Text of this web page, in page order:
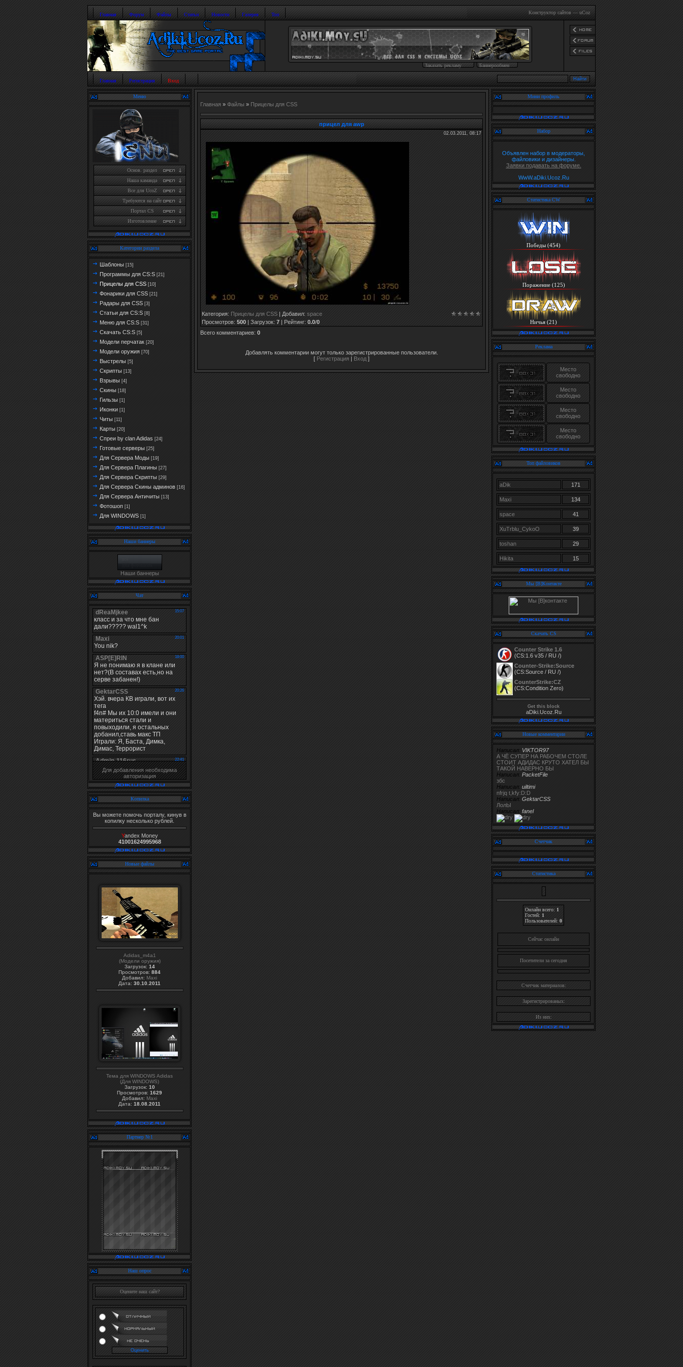
Главная Форум Файлы Статьи Новости Галерея Топ Конструктор сайтов — uCoz
Баннерообмен
Заказать рекламу
Главная Регистрация Вход
Меню
Основ. раздел
Наша каманда
Все для UcoZ
Требуются на сайт
Портал CS
Изготовление
Категории раздела
Шаблоны [15]
Программы для CS:S [21]
Прицелы для CSS [10]
Фонарики для CSS [21]
Радары для CSS [3]
Статьи для CS:S [8]
Меню для CS:S [31]
Скачать CS:S [5]
Модели перчатак [20]
Модели оружия [70]
Выстрелы [5]
Скрипты [13]
Взрывы [4]
Скины [18]
Гильзы [1]
Иконки [1]
Читы [11]
Карты [20]
Спреи by clan Adidas [24]
Готовые серверы [25]
Для Сервера Моды [19]
Для Сервера Плагины [27]
Для Сервера Скрипты [29]
Для Сервера Скины админов [16]
Для Сервера Античиты [13]
Фотошоп [1]
Для WINDOWS [1]
Наши баннеры
Наши баннеры
Чат
Для добавления необходима
авторизация
Копилка
Вы можете помочь порталу, кинув в
копилку несколько рублей.
Yandex Money
41001624995968
Новые файлы
Adidas_m4a1
(Модели оружия)
Загрузок: 14
Просмотров: 884
Добавил: Maxi
Дата: 30.10.2011
Тема для WINDOWS Adidas
(Для WINDOWS)
Загрузок: 10
Просмотров: 1629
Добавил: Maxi
Дата: 18.08.2011
Партнер №1
Наш опрос
Оцените наш сайт?
Главная » Файлы » Прицелы для CSS
прицел для awp
02.03.2011, 08:17
Категория: Прицелы для CSS | Добавил: space
Просмотров: 500 | Загрузок: 7 | Рейтинг: 0.0/0
Всего комментариев: 0
Добавлять комментарии могут только зарегистрированные пользователи.
[ Регистрация | Вход ]
Мини профиль
Набор
Объявлен набор в модераторы,
файловики и дизайнеры.
Заявки подавать на форуме.
WwW.aDiki.Ucoz.Ru
Статистика CW
Победы (454)
Поражение (125)
Ничья (21)
Реклама
Место
свободно
Место
свободно
Место
свободно
Место
свободно
Топ файловиков
aDik 171
Maxi 134
space 41
XuTrblu_CykoO 39
toshan 29
Hikita 15
Мы [В]Контакте
Скачать CS
Counter Strike 1.6
(CS:1.6 v35 / RU /)
Counter-Strike:Source
(CS:Source / RU /)
CounterStrike:CZ
(CS:Condition Zero)
Get this block
aDiki.Ucoz.Ru
Новые комментарии
Написал: VIKTOR97
А ЧЁ СУПЕР НА РАБОЧЕМ СТОЛЕ
СТОИТ АДИДАС КРУТО ХАТЕЛ БЫ
ТАКОЙ НАВЕРНО БЫ
Написал: PacketFile
збс
Написал: uiltimi
nfrjq t,kfy:D:D
Написал: GektarCSS
ЛолЫ
Написал: fanel
Счетчик
Статистика
Онлайн всего: 1
Гостей: 1
Пользователей: 0
Cейчас онлайн
Посетители за сегодня
Счетчик материалов:
Зарегистрированых:
Из них: